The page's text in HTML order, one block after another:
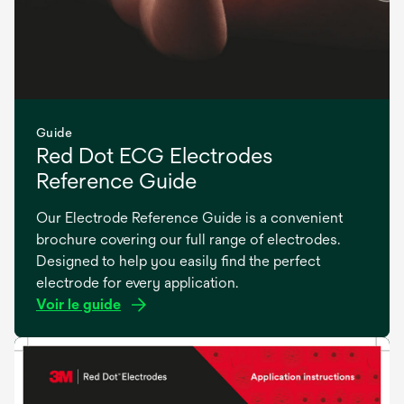
Guide
Red Dot ECG Electrodes
Reference Guide
Our Electrode Reference Guide is a convenient
brochure covering our full range of electrodes.
Designed to help you easily find the perfect
electrode for every application.
Voir le guide
s’ouvre